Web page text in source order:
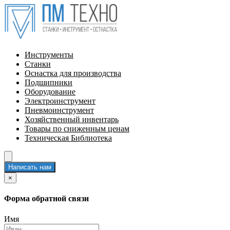
Инструменты
Станки
Оснастка для производства
Подшипники
Оборудование
Электроинструмент
Пневмоинструмент
Хозяйственный инвентарь
Товары по сниженным ценам
Техническая Библиотека
Написать нам
×
Форма обратной связи
Имя